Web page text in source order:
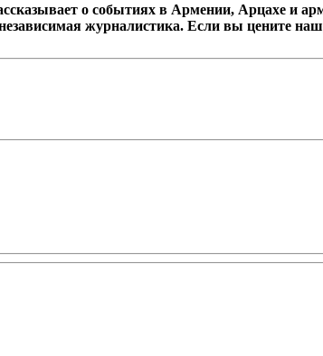
о событиях в Армении, Арцахе и
журналистика. Если вы цените